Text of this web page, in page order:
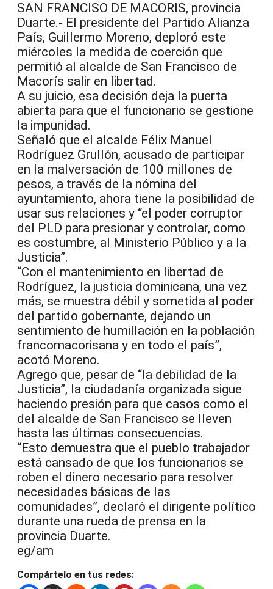
SAN FRANCISO DE MACORIS, provincia
Duarte.- El presidente del Partido Alianza
País, Guillermo Moreno, deploró este
miércoles la medida de coerción que
permitió al alcalde de San Francisco de
Macorís salir en libertad.
A su juicio, esa decisión deja la puerta
abierta para que el funcionario se gestione
la impunidad.
Señaló que el alcalde Félix Manuel
Rodríguez Grullón, acusado de participar
en la malversación de 100 millones de
pesos, a través de la nómina del
ayuntamiento, ahora tiene la posibilidad de
usar sus relaciones y “el poder corruptor
del PLD para presionar y controlar, como
es costumbre, al Ministerio Público y a la
Justicia”.
“Con el mantenimiento en libertad de
Rodríguez, la justicia dominicana, una vez
más, se muestra débil y sometida al poder
del partido gobernante, dejando un
sentimiento de humillación en la población
francomacorisana y en todo el país”,
acotó Moreno.
Agrego que, pesar de “la debilidad de la
Justicia”, la ciudadanía organizada sigue
haciendo presión para que casos como el
del alcalde de San Francisco se lleven
hasta las últimas consecuencias.
“Esto demuestra que el pueblo trabajador
está cansado de que los funcionarios se
roben el dinero necesario para resolver
necesidades básicas de las
comunidades”, declaró el dirigente político
durante una rueda de prensa en la
provincia Duarte.
eg/am
Compártelo en tus redes: